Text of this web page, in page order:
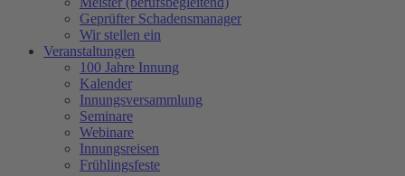
Geprüfter Schadensmanager
Wir stellen ein
Veranstaltungen
100 Jahre Innung
Kalender
Innungsversammlung
Seminare
Webinare
Innungsreisen
Frühlingsfeste